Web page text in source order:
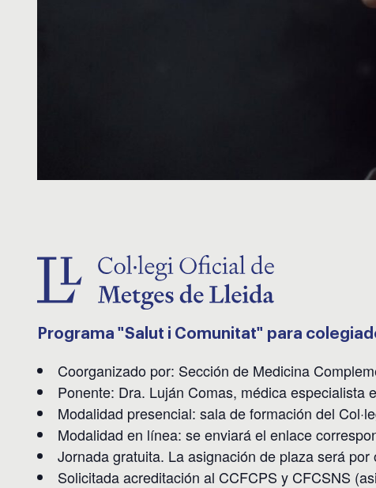
Programa "Salut i Comunitat" para
Coorganizado por: Sección de Medicina
Ponente: Dra. Luján Comas, médica
Modalidad presencial: sala de formación del
Modalidad en línea: se enviará el enlace
Jornada gratuita. La asignación de plaza será
Solicitada acreditación al CCFCPS y CFCSNS